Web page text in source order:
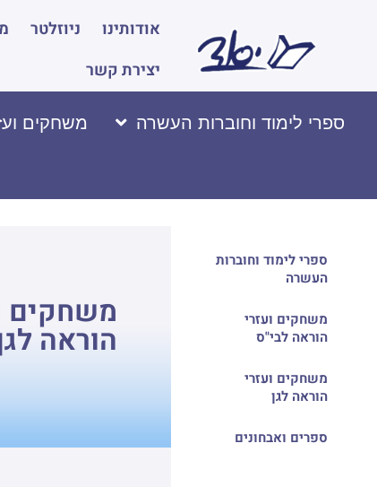
אודותינו ניוזלטר
יצירת קשר
ספרי לימוד וחוברות העשרה משחקים
ספרי לימוד וחוברות
העשרה
משחקים ועזרי
הוראה לבי"ס
משחקים ועזרי
הוראה לגן
ספרים ואבחונים
משחקים
הוראה